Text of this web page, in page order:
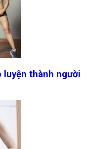
luyện thành người